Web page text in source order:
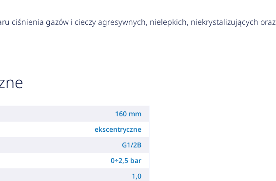
ciśnienia gazów i cieczy agresywnych, nielepkich, niekrystalizujących
160 mm
ekscentryczne
G1/2B
0÷2,5 bar
1,0